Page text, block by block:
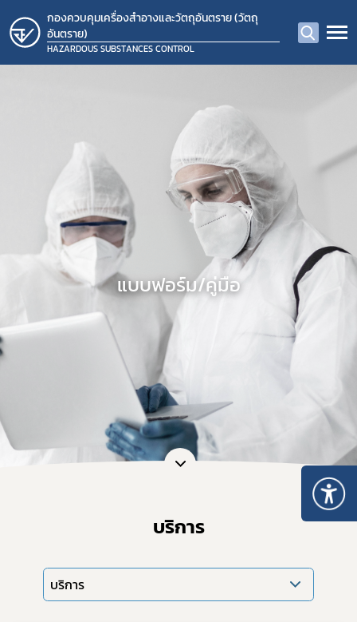
กองควบคุมเครื่องสำอางและวัตถุอันตราย (วัตถุ
อันตราย)
HAZARDOUS SUBSTANCES CONTROL
แบบฟอร์ม/คู่มือ
บริการ
บริการ